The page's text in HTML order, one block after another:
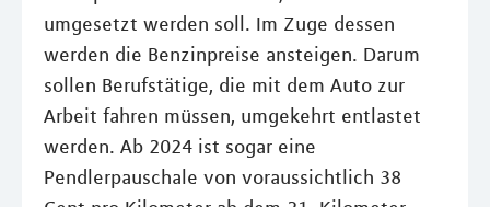
umgesetzt werden soll. Im Zuge dessen
werden die Benzinpreise ansteigen. Darum
sollen Berufstätige, die mit dem Auto zur
Arbeit fahren müssen, umgekehrt entlastet
werden. Ab 2024 ist sogar eine
Pendlerpauschale von voraussichtlich 38